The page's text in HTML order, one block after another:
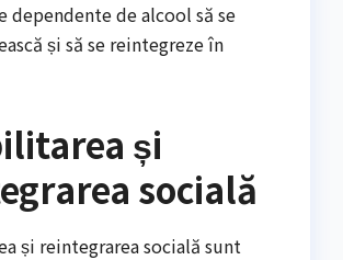
dependente de alcool să se
și să se reintegreze în
și
socială
și reintegrarea socială sunt